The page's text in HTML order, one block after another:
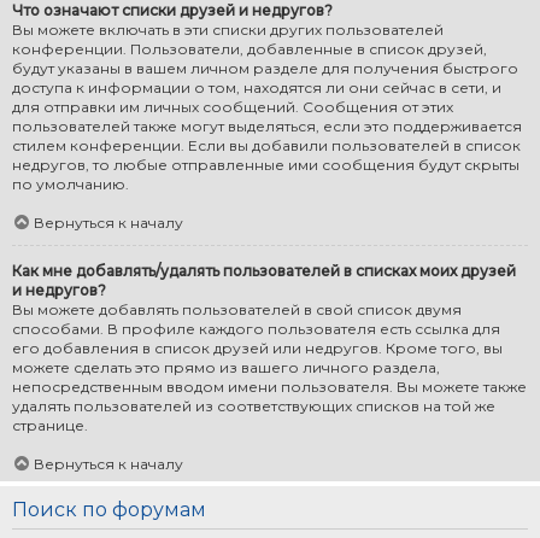
Что означают списки друзей и недругов?
Вы можете включать в эти списки других пользователей
конференции. Пользователи, добавленные в список друзей,
будут указаны в вашем личном разделе для получения быстрого
доступа к информации о том, находятся ли они сейчас в сети, и
для отправки им личных сообщений. Сообщения от этих
пользователей также могут выделяться, если это поддерживается
стилем конференции. Если вы добавили пользователей в список
недругов, то любые отправленные ими сообщения будут скрыты
по умолчанию.
Вернуться к началу
Как мне добавлять/удалять пользователей в списках моих друзей
и недругов?
Вы можете добавлять пользователей в свой список двумя
способами. В профиле каждого пользователя есть ссылка для
его добавления в список друзей или недругов. Кроме того, вы
можете сделать это прямо из вашего личного раздела,
непосредственным вводом имени пользователя. Вы можете также
удалять пользователей из соответствующих списков на той же
странице.
Вернуться к началу
Поиск по форумам